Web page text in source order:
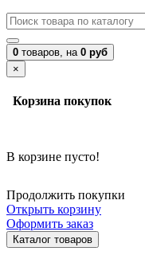
0 товаров, на 0 руб
×
Корзина покупок
В корзине пусто!
Продолжить покупки
Открыть корзину
Оформить заказ
Каталог товаров